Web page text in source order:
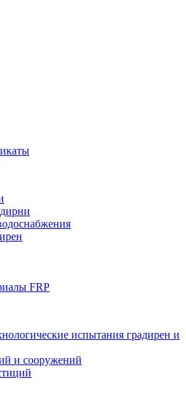
FRP
испытания градирен и
и сооружений